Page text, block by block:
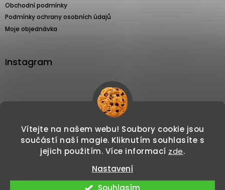
Vítejte na našem webu! Soubory cookie jsou
součástí naší magie. Kliknutím souhlasíte s
jejich použitím. Více informací zde.
Nastavení
Souhlasím
Obchodní podmínky
Podmínky ochrany osobních údajů
Moje objednávka
Instagram
Copyright 2026Svíčkománie3d.cz